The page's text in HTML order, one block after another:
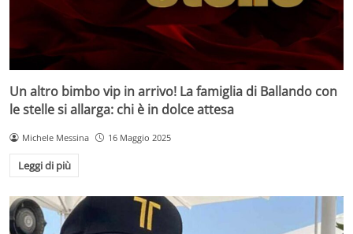
Un altro bimbo vip in arrivo! La famiglia di Ballando con
le stelle si allarga: chi è in dolce attesa
Michele Messina 16 Maggio 2025
Leggi di più